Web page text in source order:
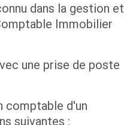
dans la gestion et
Immobilier
une prise de poste
comptable d'un
suivantes :